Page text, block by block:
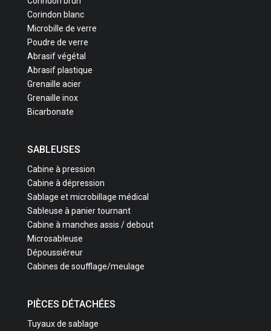
Corindon blanc
Microbille de verre
Poudre de verre
Abrasif végétal
Abrasif plastique
Grenaille acier
Grenaille inox
Bicarbonate
SABLEUSES
Cabine à pression
Cabine à dépression
Sablage et microbillage médical
Sableuse à panier tournant
Cabine à manches assis / debout
Microsableuse
Dépoussiéreur
Cabines de soufflage/meulage
PIÈCES DÉTACHÉES
Tuyaux de sablage